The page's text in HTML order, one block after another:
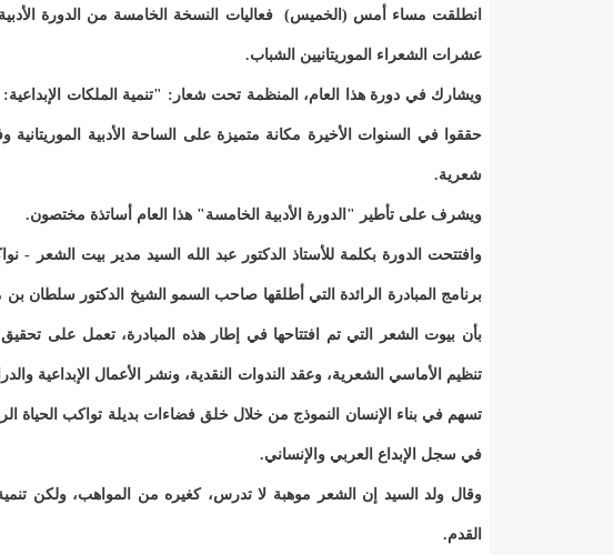
انطلقت مساء أمس (الخميس) فعاليات النسخة الخامسة من الدورة
عشرات الشعراء الموريتانيين الشباب.
حققوا في السنوات الأخيرة مكانة متميزة على الساحة الأدبية
شعرية.
ويشرف على تأطير "الدورة الأدبية الخامسة" هذا العام أساتذة مختصون.
وافتتحت الدورة بكلمة للأستاذ الدكتور عبد الله السيد مدير بيت الشعر -
برنامج المبادرة الرائدة التي أطلقها صاحب السمو الشيخ الدكتور سلطان
بأن بيوت الشعر التي تم افتتاحها في إطار هذه المبادرة، تعمل على
تنظيم الأماسي الشعرية، وعقد الندوات النقدية، ونشر الأعمال الإبداعية
تسهم في بناء الإنسان النموذج من خلال خلق فضاءات بديلة تواكب الحياة
في سجل الإبداع العربي والإنساني.
وقال ولد السيد إن الشعر موهبة لا تدرس، كغيره من المواهب، ولكن
القدم.